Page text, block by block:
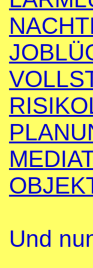
Und